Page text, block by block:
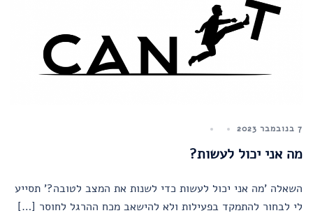
7 בנובמבר 2023
מה אני יכול לעשות?
השאלה 'מה אני יכול לעשות כדי לשנות את המצב לטובה?' תסייע
לי לבחור להתמקד בפעילות ולא להישאב מכח ההרגל לחוסר […]